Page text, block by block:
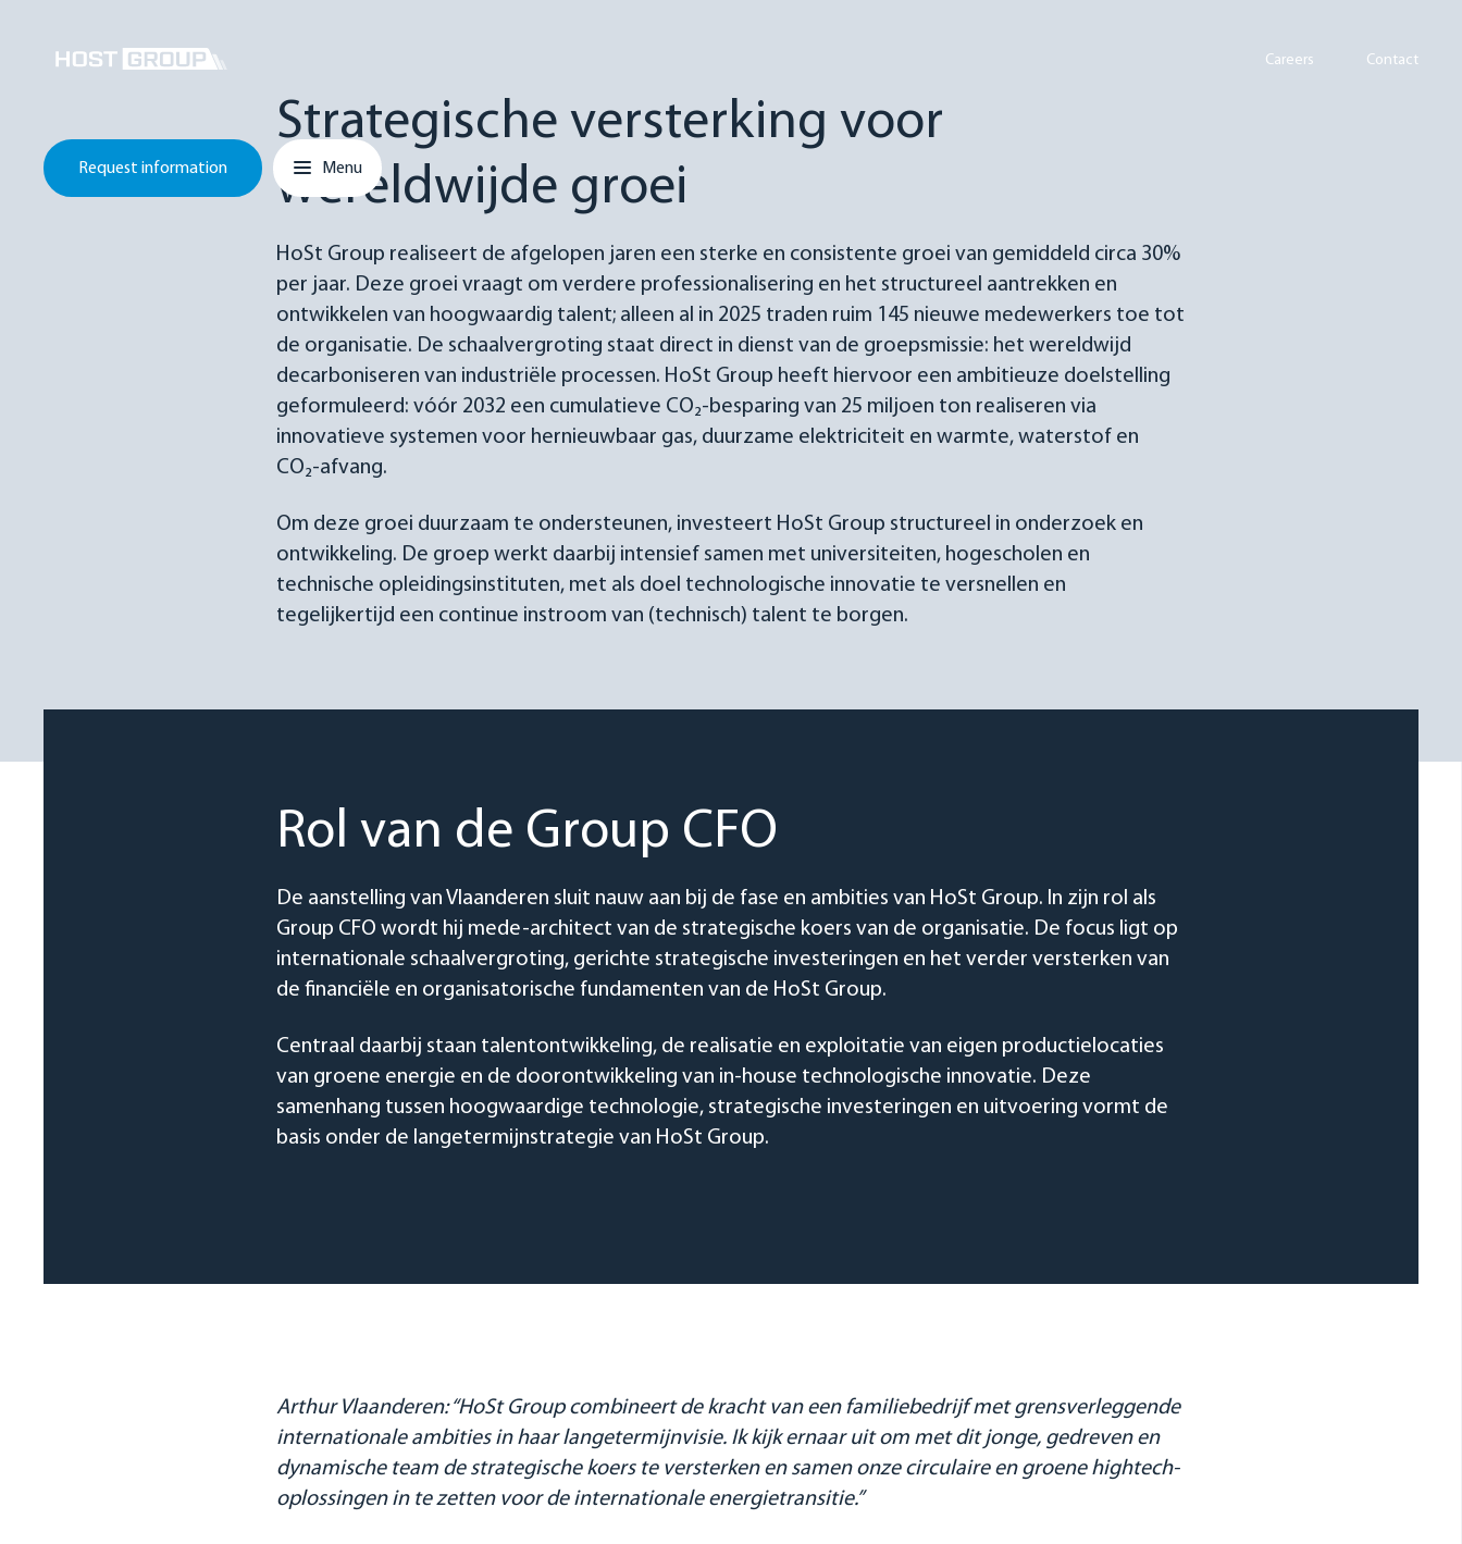
Careers Contact
Main navigation
Request information
Menu
Strategische versterking voor
wereldwijde groei
HoSt Group realiseert de afgelopen jaren een sterke en consistente groei van gemiddeld circa 30%
per jaar. Deze groei vraagt om verdere professionalisering en het structureel aantrekken en
ontwikkelen van hoogwaardig talent; alleen al in 2025 traden ruim 145 nieuwe medewerkers toe tot
de organisatie. De schaalvergroting staat direct in dienst van de groepsmissie: het wereldwijd
decarboniseren van industriële processen. HoSt Group heeft hiervoor een ambitieuze doelstelling
geformuleerd: vóór 2032 een cumulatieve CO₂-besparing van 25 miljoen ton realiseren via
innovatieve systemen voor hernieuwbaar gas, duurzame elektriciteit en warmte, waterstof en
CO₂-afvang.
Om deze groei duurzaam te ondersteunen, investeert HoSt Group structureel in onderzoek en
ontwikkeling. De groep werkt daarbij intensief samen met universiteiten, hogescholen en
technische opleidingsinstituten, met als doel technologische innovatie te versnellen en
tegelijkertijd een continue instroom van (technisch) talent te borgen.
Rol van de Group CFO
De aanstelling van Vlaanderen sluit nauw aan bij de fase en ambities van HoSt Group. In zijn rol als
Group CFO wordt hij mede-architect van de strategische koers van de organisatie. De focus ligt op
internationale schaalvergroting, gerichte strategische investeringen en het verder versterken van
de financiële en organisatorische fundamenten van de HoSt Group.
Centraal daarbij staan talentontwikkeling, de realisatie en exploitatie van eigen productielocaties
van groene energie en de doorontwikkeling van in-house technologische innovatie. Deze
samenhang tussen hoogwaardige technologie, strategische investeringen en uitvoering vormt de
basis onder de langetermijnstrategie van HoSt Group.
Arthur Vlaanderen: “HoSt Group combineert de kracht van een familiebedrijf met grensverleggende
internationale ambities in haar langetermijnvisie. Ik kijk ernaar uit om met dit jonge, gedreven en
dynamische team de strategische koers te versterken en samen onze circulaire en groene hightech-
oplossingen in te zetten voor de internationale energietransitie.”